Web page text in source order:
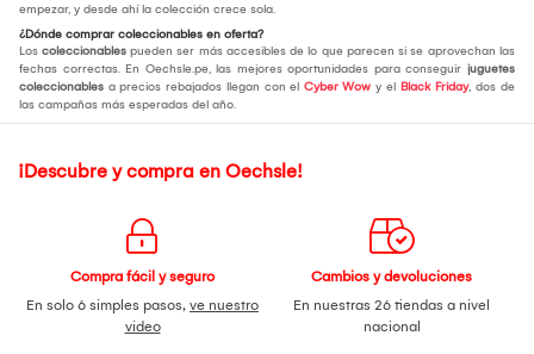
empezar, y desde ahí la colección crece sola.
¿Dónde comprar coleccionables en oferta?
Los coleccionables pueden ser más accesibles de lo que parecen si se aprovechan las
fechas correctas. En Oechsle.pe, las mejores oportunidades para conseguir juguetes
coleccionables a precios rebajados llegan con el Cyber Wow y el Black Friday, dos de
las campañas más esperadas del año.
¡Descubre y compra en Oechsle!
Compra fácil y seguro
En solo 6 simples pasos, ve nuestro
video
Cambios y devoluciones
En nuestras 26 tiendas a nivel
nacional